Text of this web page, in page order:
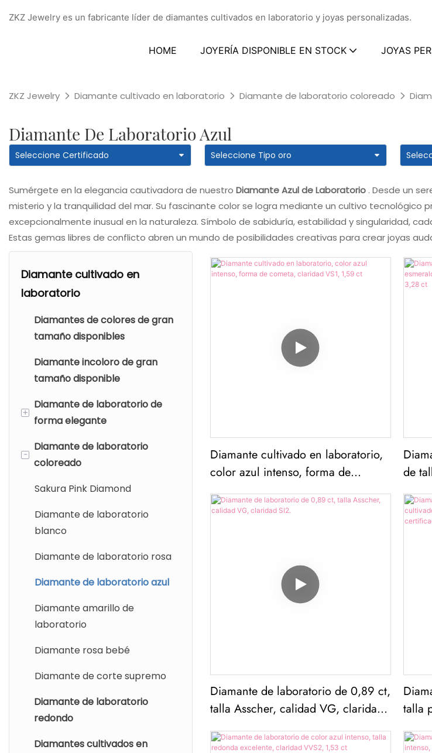
ZKZ Jewelry es un fabricante líder de diamantes cultivados en laboratorio y joyas personalizadas.
HOME JOYERÍA DISPONIBLE EN STOCK JOYAS
ZKZ Jewelry Diamante cultivado en laboratorio Diamante de laboratorio coloreado
Diamante De Laboratorio Azul
Sumérgete en la elegancia cautivadora de nuestro Diamante Azul de Laboratorio . Desde un
misterio y la tranquilidad del mar. Su fascinante color se logra mediante un cultivo tecnológico
excepcionalmente inusual en la naturaleza. Símbolo de sabiduría, estabilidad y singularidad,
Estas gemas libres de conflicto abren un mundo de posibilidades creativas para crear joyas
Diamante cultivado en
laboratorio
Diamantes de colores de gran
tamaño disponibles
Diamante incoloro de gran
tamaño disponible
+
Diamante de laboratorio de
forma elegante
Diamante de laboratorio
ovalado
Diamante de laboratorio de
Diamante de laboratorio
radiante
laboratorio
Diamante de laboratorio del
corazón
Diamante de laboratorio
marquesa
-
Diamante de laboratorio
coloreado
Sakura Pink Diamond
Diamante de laboratorio
blanco
Diamante de laboratorio rosa
Diamante de laboratorio azul
Diamante amarillo de
laboratorio
Diamante rosa bebé
Diamante de corte supremo
Diamante de laboratorio
redondo
Diamantes cultivados en
Diamante cultivado en laboratorio,
color azul intenso, forma de
cometa, claridad VS1, 1,59 ct
de
lujo
Diamante de laboratorio de 0,89 ct,
talla Asscher, calidad VG, claridad
SI2.
talla